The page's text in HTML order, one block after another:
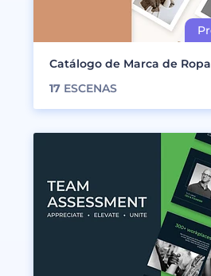
Catálogo de Marca de Ropa
17 ESCENAS